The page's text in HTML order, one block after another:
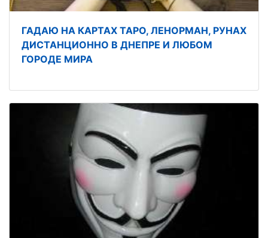
ГАДАЮ НА КАРТАХ ТАРО, ЛЕНОРМАН, РУНАХ
ДИСТАНЦИОННО В ДНЕПРЕ И ЛЮБОМ
ГОРОДЕ МИРА